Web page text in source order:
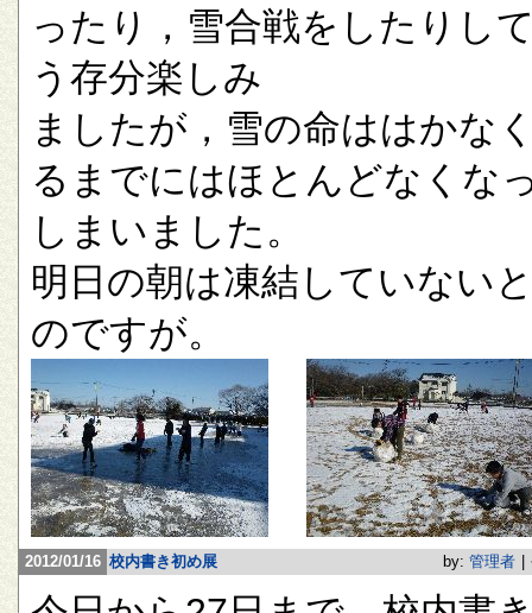
ったり，雪合戦をしたりし
う存分楽しみ
ましたが，雪の命ははかな
るまでにはほとんどなくな
しまいました。
明日の朝は凍結していない
のですが。
2012/01/16 校内書き初め展 by: 管理者